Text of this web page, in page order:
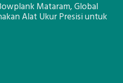
Mataram, Global
Alat Ukur Presisi untuk